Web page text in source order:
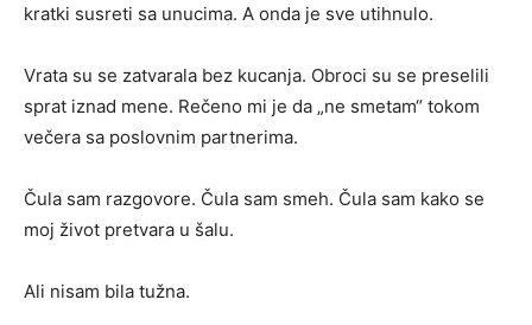
kratki susreti sa unucima. A onda je sve utihnulo.
Vrata su se zatvarala bez kucanja. Obroci su se preselili
sprat iznad mene. Rečeno mi je da „ne smetam“ tokom
večera sa poslovnim partnerima.
Čula sam razgovore. Čula sam smeh. Čula sam kako se
moj život pretvara u šalu.
Ali nisam bila tužna.